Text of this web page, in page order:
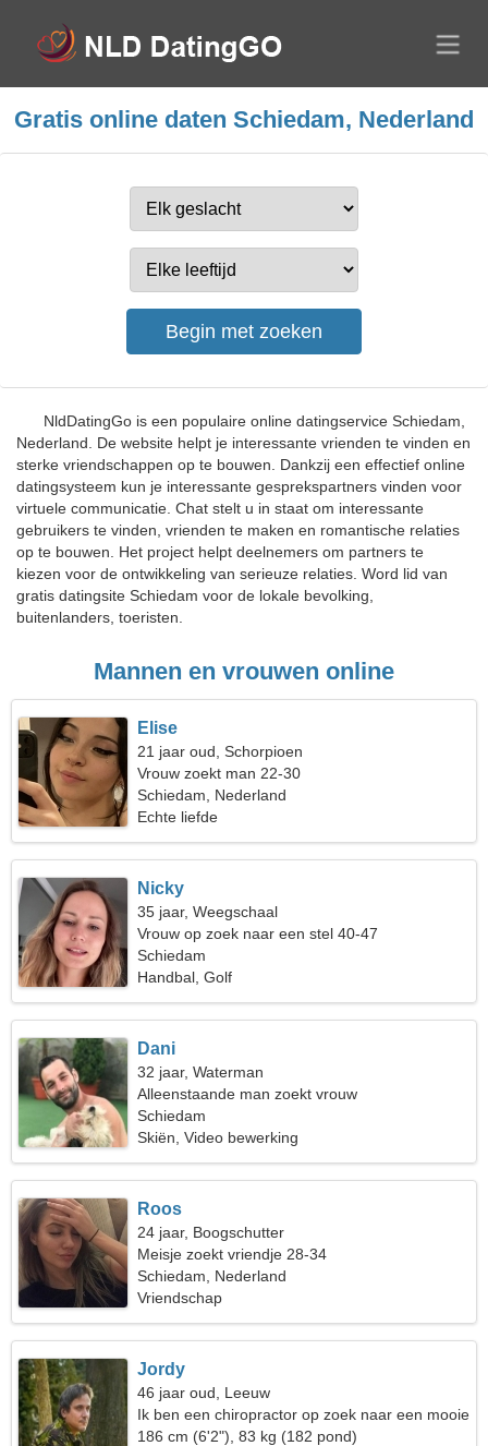
Gratis online daten Schiedam, Nederland
NldDatingGo is een populaire online datingservice Schiedam,
Nederland. De website helpt je interessante vrienden te vinden en
sterke vriendschappen op te bouwen. Dankzij een effectief online
datingsysteem kun je interessante gesprekspartners vinden voor
virtuele communicatie. Chat stelt u in staat om interessante
gebruikers te vinden, vrienden te maken en romantische relaties
op te bouwen. Het project helpt deelnemers om partners te
kiezen voor de ontwikkeling van serieuze relaties. Word lid van
gratis datingsite Schiedam voor de lokale bevolking,
buitenlanders, toeristen.
Mannen en vrouwen online
Elise
21 jaar oud, Schorpioen
Vrouw zoekt man 22-30
Schiedam, Nederland
Echte liefde
Nicky
35 jaar, Weegschaal
Vrouw op zoek naar een stel 40-47
Schiedam
Handbal, Golf
Dani
32 jaar, Waterman
Alleenstaande man zoekt vrouw
Schiedam
Skiën, Video bewerking
Roos
24 jaar, Boogschutter
Meisje zoekt vriendje 28-34
Schiedam, Nederland
Vriendschap
Jordy
46 jaar oud, Leeuw
Ik ben een chiropractor op zoek naar een mooie
vrouw
186 cm (6'2"), 83 kg (182 pond)